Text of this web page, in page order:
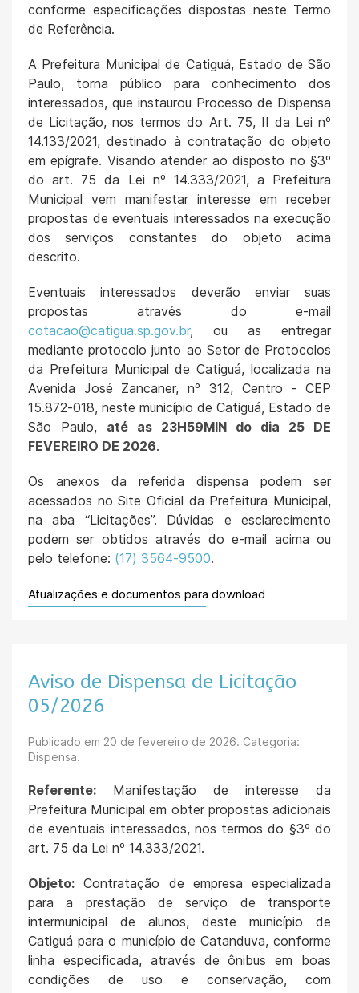
conforme especificações dispostas neste Termo
de Referência.
A Prefeitura Municipal de Catiguá, Estado de São
Paulo, torna público para conhecimento dos
interessados, que instaurou Processo de Dispensa
de Licitação, nos termos do Art. 75, II da Lei nº
14.133/2021, destinado à contratação do objeto
em epígrafe. Visando atender ao disposto no §3º
do art. 75 da Lei nº 14.333/2021, a Prefeitura
Municipal vem manifestar interesse em receber
propostas de eventuais interessados na execução
dos serviços constantes do objeto acima
descrito.
Eventuais interessados deverão enviar suas
propostas através do e-mail
cotacao@catigua.sp.gov.br, ou as entregar
mediante protocolo junto ao Setor de Protocolos
da Prefeitura Municipal de Catiguá, localizada na
Avenida José Zancaner, nº 312, Centro - CEP
15.872-018, neste município de Catiguá, Estado de
São Paulo, até as 23H59MIN do dia 25 DE
FEVEREIRO DE 2026.
Os anexos da referida dispensa podem ser
acessados no Site Oficial da Prefeitura Municipal,
na aba “Licitações”. Dúvidas e esclarecimento
podem ser obtidos através do e-mail acima ou
pelo telefone: (17) 3564-9500.
Atualizações e documentos para download
Aviso de Dispensa de Licitação
05/2026
Publicado em 20 de fevereiro de 2026. Categoria:
Dispensa.
Referente: Manifestação de interesse da
Prefeitura Municipal em obter propostas adicionais
de eventuais interessados, nos termos do §3º do
art. 75 da Lei nº 14.333/2021.
Objeto: Contratação de empresa especializada
para a prestação de serviço de transporte
intermunicipal de alunos, deste município de
Catiguá para o município de Catanduva, conforme
linha especificada, através de ônibus em boas
condições de uso e conservação, com